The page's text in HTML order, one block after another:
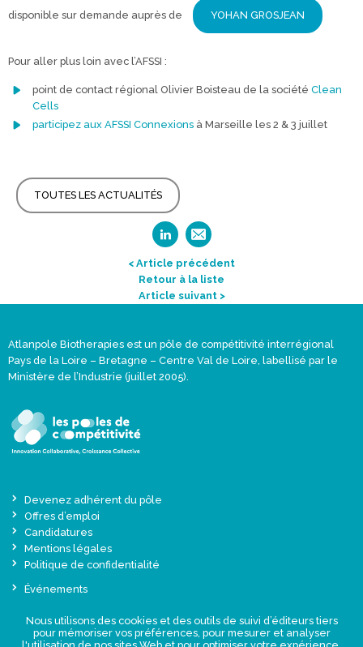
disponible sur demande auprès de YOHAN GROSJEAN
Pour aller plus loin avec l’AFSSI :
point de contact régional Olivier Boisteau de la société Clean
Cells
participez aux AFSSI Connexions à Marseille les 2 & 3 juillet
TOUTES LES ACTUALITÉS
< Article précédent
Retour à la liste
Article suivant >
Atlanpole Biotherapies est un pôle de compétitivité interrégional
Pays de la Loire – Bretagne – Centre Val de Loire, labellisé par le
Ministère de l’Industrie (juillet 2005).
Devenez adhérent du pôle
Offres d’emploi
Candidatures
Mentions légales
Politique de confidentialité
Événements
Une offre globale sur-mesure
Presse
Nous utilisons des cookies et des outils de suivi d’éditeurs tiers
pour mémoriser vos préférences, pour mesurer et analyser